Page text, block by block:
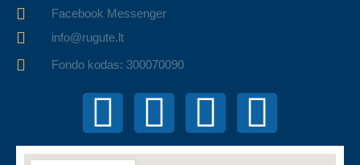
Facebook Messenger
info@rugute.lt
Fondo kodas: 300070090